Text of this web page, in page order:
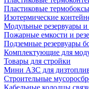
Пластиковые
Изотермические
Модульные резервуары и
Пожарные емкости и
Подземные резервуары
Комплектующие для
Товары для стройки
Мини АЗС для
Строительные
Кабельные колодцы